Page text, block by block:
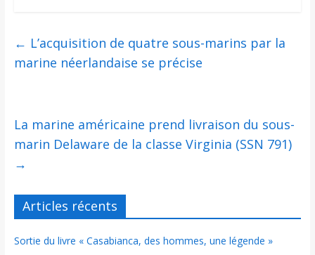
← L’acquisition de quatre sous-marins par la
marine néerlandaise se précise
La marine américaine prend livraison du sous-
marin Delaware de la classe Virginia (SSN 791)
→
Articles récents
Sortie du livre « Casabianca, des hommes, une légende »